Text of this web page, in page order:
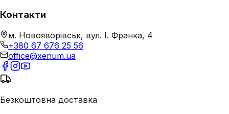
Контакти
м. Новояворівськ, вул. І. Франка, 4
+380 67 676 25 56
office@xenum.ua
Безкоштовна доставка